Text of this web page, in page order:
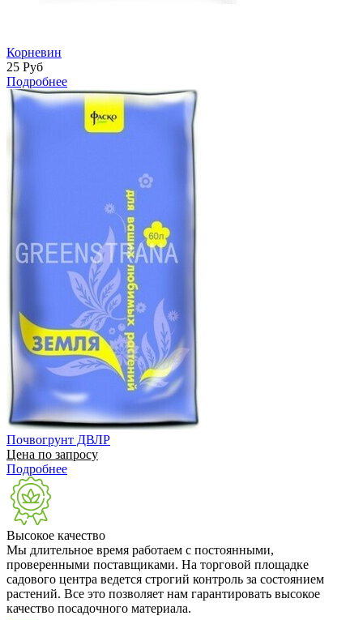
Корневин
25 Руб
Подробнее
Почвогрунт ДВЛР
Цена по запросу
Подробнее
Высокое качество
Мы длительное время работаем с постоянными,
проверенными поставщиками. На торговой площадке
садового центра ведется строгий контроль за состоянием
растений. Все это позволяет нам гарантировать высокое
качество посадочного материала.